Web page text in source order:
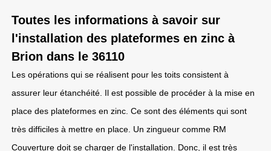
Toutes les informations à savoir sur
l'installation des plateformes en zinc à
Brion dans le 36110
Les opérations qui se réalisent pour les toits consistent à
assurer leur étanchéité. Il est possible de procéder à la mise en
place des plateformes en zinc. Ce sont des éléments qui sont
très difficiles à mettre en place. Un zingueur comme RM
Couverture doit se charger de l'installation. Donc, il est très